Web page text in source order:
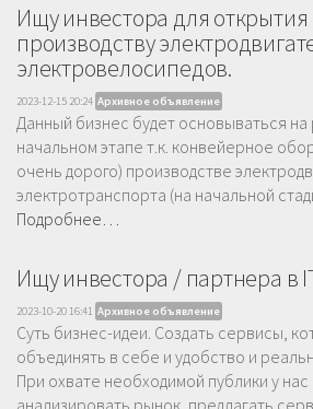
Ищу инвестора для открытия
производству
электровелосипедов.
2023-12-15 20:24 Архивное объявление
Данный бизнес будет основываться на
начальном этапе т.к. конвейерное
очень дорого) производстве
электротранспорта (на начальной
Подробнее…
Ищу инвестора / партнера в
2023-10-20 16:41 Архивное объявление
Суть бизнес-идеи. Создать сервисы,
объединять в себе и удобство и
При охвате необходимой публики у
анализировать рынок, предлагать